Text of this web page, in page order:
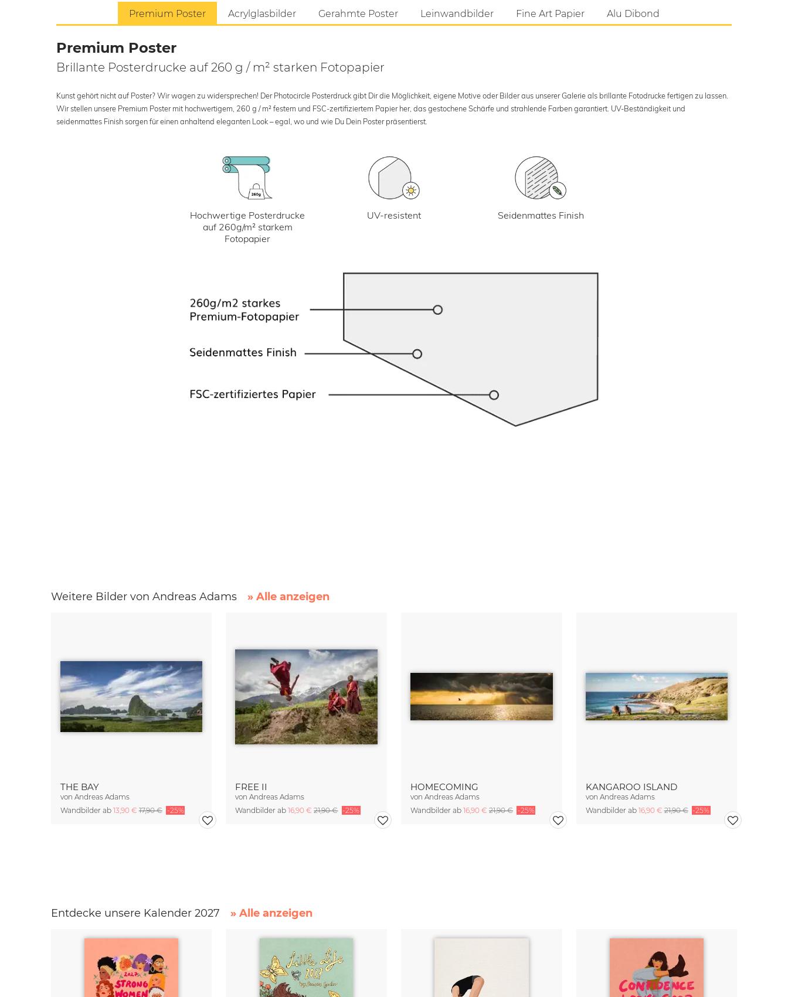
Premium Poster Acrylglasbilder Gerahmte Poster Leinwandbilder Fine Art Papier Alu Dibond
Premium Poster
Brillante Posterdrucke auf 260 g / m² starken Fotopapier
Kunst gehört nicht auf Poster? Wir wagen zu widersprechen! Der Photocircle Posterdruck gibt Dir die Möglichkeit, eigene Motive oder Bilder aus unserer Galerie als brillante Fotodrucke fertigen zu lassen.
Wir stellen unsere Premium Poster mit hochwertigem, 260 g / m² festem und FSC-zertifiziertem Papier her, das gestochene Schärfe und strahlende Farben garantiert. UV-Beständigkeit und
seidenmattes Finish sorgen für einen anhaltend eleganten Look – egal, wo und wie Du Dein Poster präsentierst.
Hochwertige Posterdrucke
auf 260g/m² starkem
Fotopapier
UV-resistent Seidenmattes Finish
Weitere Bilder von Andreas Adams » Alle anzeigen
THE BAY
von Andreas Adams
Wandbilder ab 13,90 €17,90 € -25%
FREE II
vonAndreas Adams
Wandbilder ab16,90 €21,90 € -25%
HOMECOMING
von Andreas Adams
Wandbilder ab 16,90 € 21,90 € -25%
KANGAROO ISLAND
von Andreas Adams
Wandbilder ab 16,90 €21,90 € -25%
Entdecke unsere Kalender 2027 » Alle anzeigen